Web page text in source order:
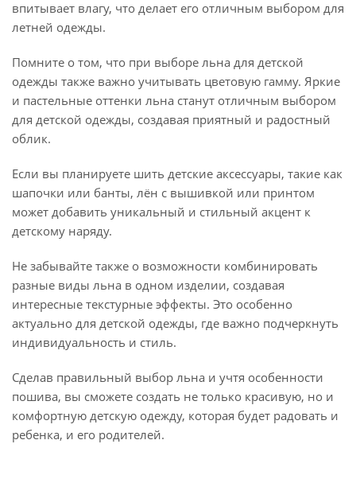
впитывает влагу, что делает его отличным выбором для
летней одежды.
Помните о том, что при выборе льна для детской
одежды также важно учитывать цветовую гамму. Яркие
и пастельные оттенки льна станут отличным выбором
для детской одежды, создавая приятный и радостный
облик.
Если вы планируете шить детские аксессуары, такие как
шапочки или банты, лён с вышивкой или принтом
может добавить уникальный и стильный акцент к
детскому наряду.
Не забывайте также о возможности комбинировать
разные виды льна в одном изделии, создавая
интересные текстурные эффекты. Это особенно
актуально для детской одежды, где важно подчеркнуть
индивидуальность и стиль.
Сделав правильный выбор льна и учтя особенности
пошива, вы сможете создать не только красивую, но и
комфортную детскую одежду, которая будет радовать и
ребенка, и его родителей.